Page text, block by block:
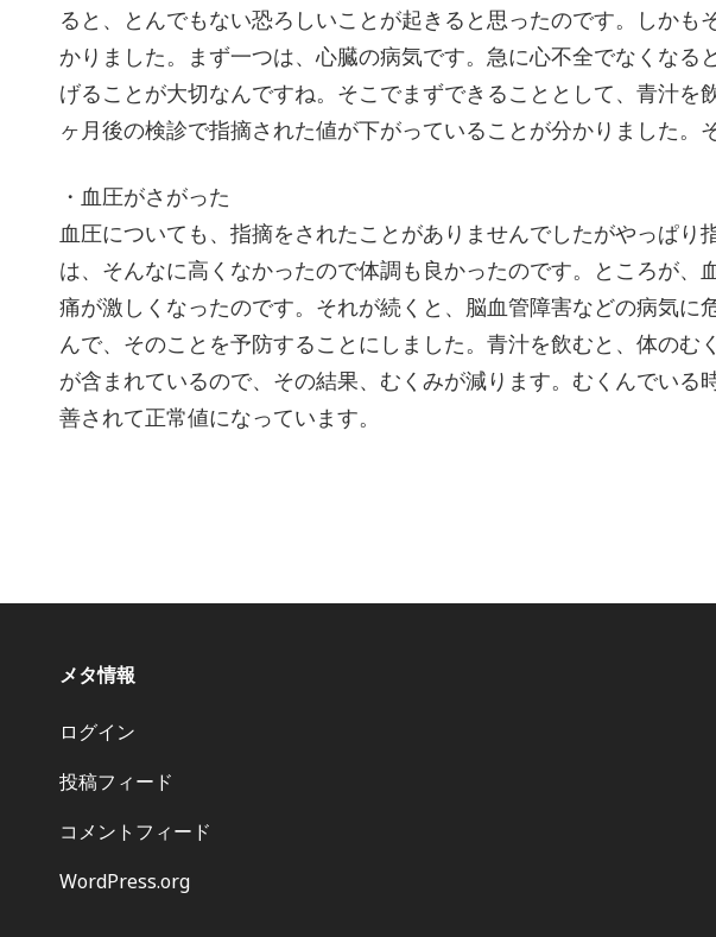
ると、とんでもない恐ろしいことが起きると思ったのです。しかも
かりました。まず一つは、心臓の病気です。急に心不全でなくなる
げることが大切なんですね。そこでまずできることとして、青汁を
ヶ月後の検診で指摘された値が下がっていることが分かりました。
・血圧がさがった
血圧についても、指摘をされたことがありませんでしたがやっぱり
は、そんなに高くなかったので体調も良かったのです。ところが、
痛が激しくなったのです。それが続くと、脳血管障害などの病気に
んで、そのことを予防することにしました。青汁を飲むと、体のむ
が含まれているので、その結果、むくみが減ります。むくんでいる
善されて正常値になっています。
メタ情報
ログイン
投稿フィード
コメントフィード
WordPress.org